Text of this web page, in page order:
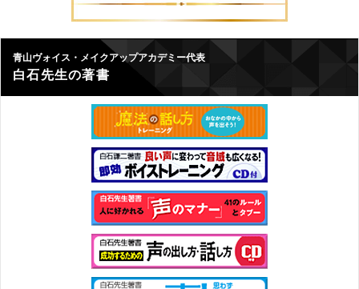
青山ヴォイス・メイクアップアカデミー代表
白石先生の著書